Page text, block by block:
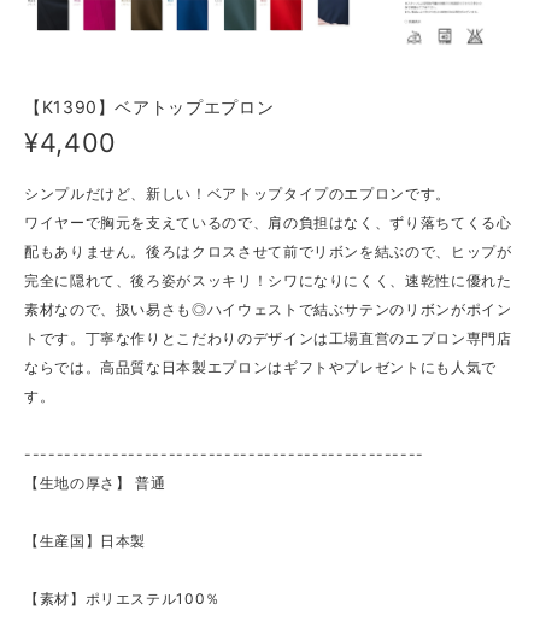
【K1390】ベアトップエプロン
¥4,400
シンプルだけど、新しい！ベアトップタイプのエプロンです。
ワイヤーで胸元を支えているので、肩の負担はなく、ずり落ちてくる心
配もありません。後ろはクロスさせて前でリボンを結ぶので、ヒップが
完全に隠れて、後ろ姿がスッキリ！シワになりにくく、速乾性に優れた
素材なので、扱い易さも◎ハイウェストで結ぶサテンのリボンがポイン
トです。丁寧な作りとこだわりのデザインは工場直営のエプロン専門店
ならでは。高品質な日本製エプロンはギフトやプレゼントにも人気で
す。
--------------------------------------------------
【生地の厚さ】 ​普通
【生産国】日本製
【素材】ポリエステル100％